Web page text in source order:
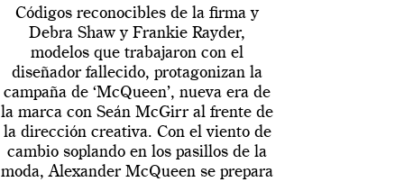
Códigos reconocibles de la firma y
Debra Shaw y Frankie Rayder,
modelos que trabajaron con el
diseñador fallecido, protagonizan la
campaña de ‘McQueen’, nueva era de
la marca con Seán McGirr al frente de
la dirección creativa. Con el viento de
cambio soplando en los pasillos de la
moda, Alexander McQueen se prepara